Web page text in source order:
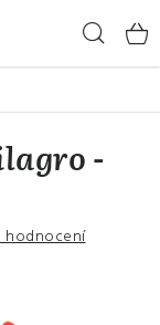
-
hodnocení